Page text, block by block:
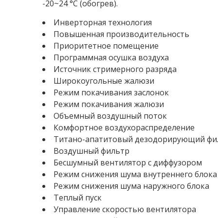
-20~24 °С (обогрев).
Инверторная технология
Повышенная производительность
Приоритетное помещение
Программная осушка воздуха
Источник стримерного разряда
Широкоугольные жалюзи
Режим покачивания заслонок
Режим покачивания жалюзи
Объемный воздушный поток
Комфортное воздухораспределение
Титано-апатитовый дезодорирующий
Воздушный фильтр
Бесшумный вентилятор с диффузором
Режим снижения шума внутреннего блока
Режим снижения шума наружного блока
Теплый пуск
Управление скоростью вентилятора